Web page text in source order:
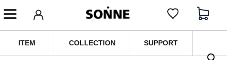
ITEM COLLECTION SUPPORT